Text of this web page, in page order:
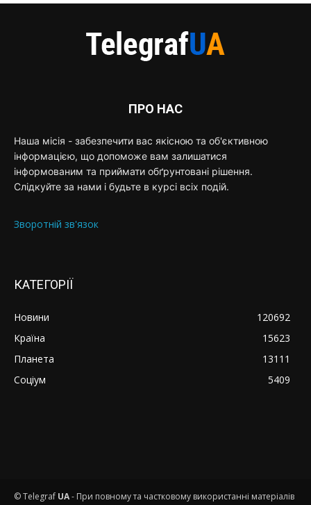
ПРО НАС
Наша місія - забезпечити вас якісною та об'єктивною
інформацією, що допоможе вам залишатися
інформованим та приймати обґрунтовані рішення.
Слідкуйте за нами і будьте в курсі всіх подій.
Зворотній зв'язок
КАТЕГОРІЇ
Новини
120692
Країна
15623
Планета
13111
Соціум
5409
© Telegraf UA- При повному та частковому використанні матеріалів